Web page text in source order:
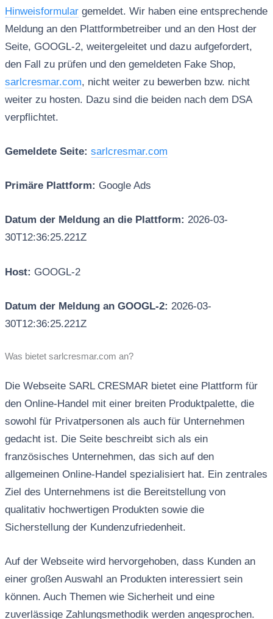
Hinweisformulargemeldet. Wir haben eine entsprechende
Meldung an den Plattformbetreiber und an den Host der
Seite, GOOGL-2, weitergeleitet und dazu aufgefordert,
den Fall zu prüfen und den gemeldeten Fake Shop,
sarlcresmar.com, nicht weiter zu bewerben bzw. nicht
weiter zu hosten. Dazu sind die beiden nach dem DSA
verpflichtet.
Gemeldete Seite: sarlcresmar.com
Primäre Plattform: Google Ads
Datum der Meldung an die Plattform: 2026-03-
30T12:36:25.221Z
Host: GOOGL-2
Datum der Meldung an GOOGL-2: 2026-03-
30T12:36:25.221Z
Was bietet sarlcresmar.com an?
Die Webseite SARL CRESMAR bietet eine Plattform für
den Online-Handel mit einer breiten Produktpalette, die
sowohl für Privatpersonen als auch für Unternehmen
gedacht ist. Die Seite beschreibt sich als ein
französisches Unternehmen, das sich auf den
allgemeinen Online-Handel spezialisiert hat. Ein zentrales
Ziel des Unternehmens ist die Bereitstellung von
qualitativ hochwertigen Produkten sowie die
Sicherstellung der Kundenzufriedenheit.
Auf der Webseite wird hervorgehoben, dass Kunden an
einer großen Auswahl an Produkten interessiert sein
können. Auch Themen wie Sicherheit und eine
zuverlässige Zahlungsmethodik werden angesprochen.